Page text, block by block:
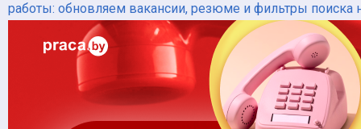
работы: обновляем вакансии, резюме и фильтры поиска